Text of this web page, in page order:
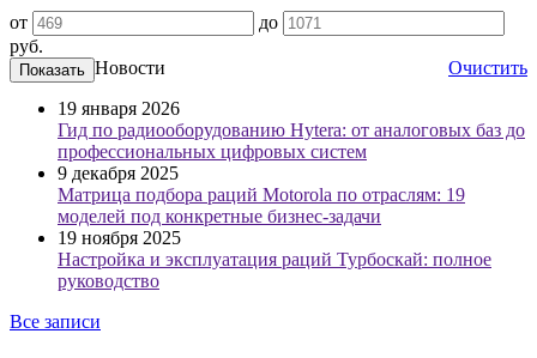
от
до
руб.
Очистить
Новости
19 января 2026
Гид по радиооборудованию Hytera: от аналоговых баз до
профессиональных цифровых систем
9 декабря 2025
Матрица подбора раций Motorola по отраслям: 19
моделей под конкретные бизнес-задачи
19 ноября 2025
Настройка и эксплуатация раций Турбоскай: полное
руководство
Все записи